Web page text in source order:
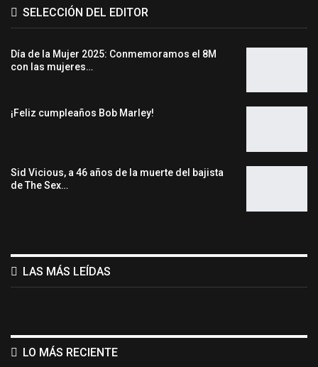
SELECCIÓN DEL EDITOR
Día de la Mujer 2025: Conmemoramos el 8M
con las mujeres…
¡Feliz cumpleaños Bob Marley!
Sid Vicious, a 46 años de la muerte del bajista
de The Sex…
LAS MÁS LEÍDAS
LO MÁS RECIENTE